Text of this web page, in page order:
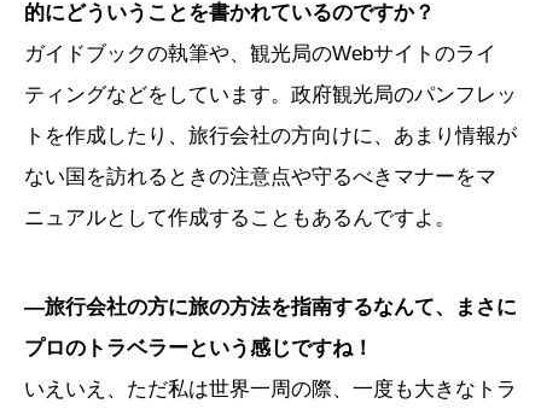
的にどういうことを書かれているのですか？
ガイドブックの執筆や、観光局のWebサイトのライ
ティングなどをしています。政府観光局のパンフレッ
トを作成したり、旅行会社の方向けに、あまり情報が
ない国を訪れるときの注意点や守るべきマナーをマ
ニュアルとして作成することもあるんですよ。
―旅行会社の方に旅の方法を指南するなんて、まさに
プロのトラベラーという感じですね！
いえいえ、ただ私は世界一周の際、一度も大きなトラ